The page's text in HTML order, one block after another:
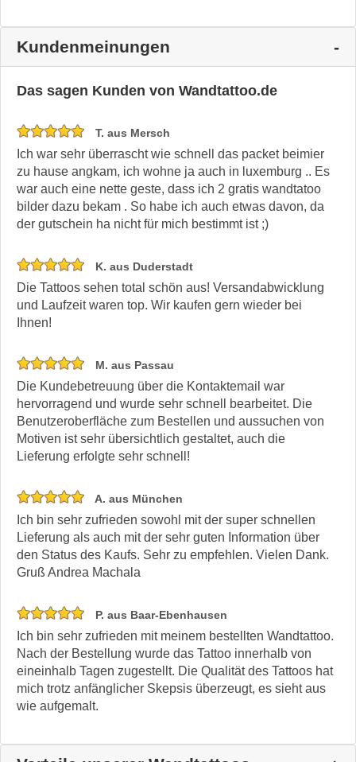
Kundenmeinungen
Das sagen Kunden von Wandtattoo.de
T. aus Mersch
Ich war sehr überrascht wie schnell das packet beimier
zu hause angkam, ich wohne ja auch in luxemburg .. Es
war auch eine nette geste, dass ich 2 gratis wandtatoo
bilder dazu bekam . So habe ich auch etwas davon, da
der gutschein ha nicht für mich bestimmt ist ;)
K. aus Duderstadt
Die Tattoos sehen total schön aus! Versandabwicklung
und Laufzeit waren top. Wir kaufen gern wieder bei
Ihnen!
M. aus Passau
Die Kundebetreuung über die Kontaktemail war
hervorragend und wurde sehr schnell bearbeitet. Die
Benutzeroberfläche zum Bestellen und aussuchen von
Motiven ist sehr übersichtlich gestaltet, auch die
Lieferung erfolgte sehr schnell!
A. aus München
Ich bin sehr zufrieden sowohl mit der super schnellen
Lieferung als auch mit der sehr guten Information über
den Status des Kaufs. Sehr zu empfehlen. Vielen Dank.
Gruß Andrea Machala
P. aus Baar-Ebenhausen
Ich bin sehr zufrieden mit meinem bestellten Wandtattoo.
Nach der Bestellung wurde das Tattoo innerhalb von
eineinhalb Tagen zugestellt. Die Qualität des Tattoos hat
mich trotz anfänglicher Skepsis überzeugt, es sieht aus
wie aufgemalt.